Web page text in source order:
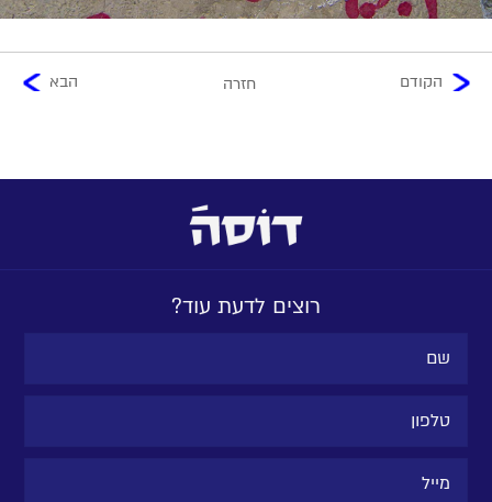
הקודם חזרה הבא
רוצים לדעת עוד?